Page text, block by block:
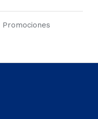
Promociones